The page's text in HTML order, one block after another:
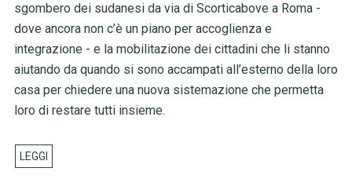
sgombero dei sudanesi da via di Scorticabove a Roma -
dove ancora non c’è un piano per accoglienza e
integrazione - e la mobilitazione dei cittadini che li stanno
aiutando da quando si sono accampati all’esterno della loro
casa per chiedere una nuova sistemazione che permetta
loro di restare tutti insieme.